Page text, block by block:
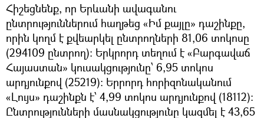
Հիշեցնենք, որ Երևանի ավագանու
ընտրություններում հաղթեց «Իմ քայլը» դաշինքը,
որին կողմ է քվեարկել ընտրողների 81,06 տոկոսը
(294109 ընտրող)։ Երկրորդ տեղում է «Բարգավաճ
Հայաստան» կուսակցությունը՝ 6,95 տոկոս
արդյունքով (25219)։ Երրորդ հորիզոնականում
«Լույս» դաշինքն է՝ 4,99 տոկոս արդյունքով (18112)։
Ընտրությունների մասնակցությունը կազմել է 43,65